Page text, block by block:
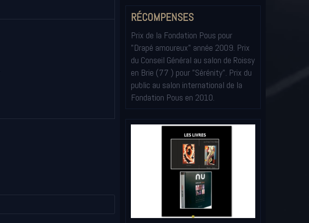
RÉCOMPENSES
Prix de la Fondation Pous pour
"Drapé amoureux" année 2009. Prix
du Conseil Général au salon de Roissy
en Brie (77 ) pour "Sérénity". Prix du
public au salon international de la
Fondation Pous en 2010.